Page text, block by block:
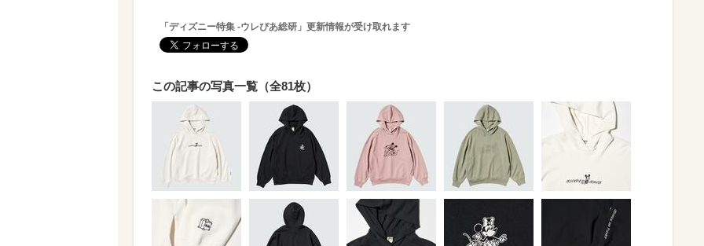
「ディズニー特集 -ウレぴあ総研」更新情報が受け取れます
この記事の写真一覧（全81枚）